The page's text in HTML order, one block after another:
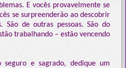
E vocês provavelmente se
se surpreenderão ao descobrir
São de outras pessoas. São do
trabalhando – estão vencendo
seguro e sagrado, dedique um